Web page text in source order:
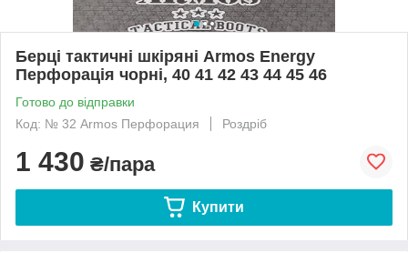
Берці тактичні шкіряні Armos Energy
Перфорація чорні, 40 41 42 43 44 45 46
Готово до відправки
Код: № 32 Armos Перфорация
Роздріб
1 430 ₴/пара
Купити